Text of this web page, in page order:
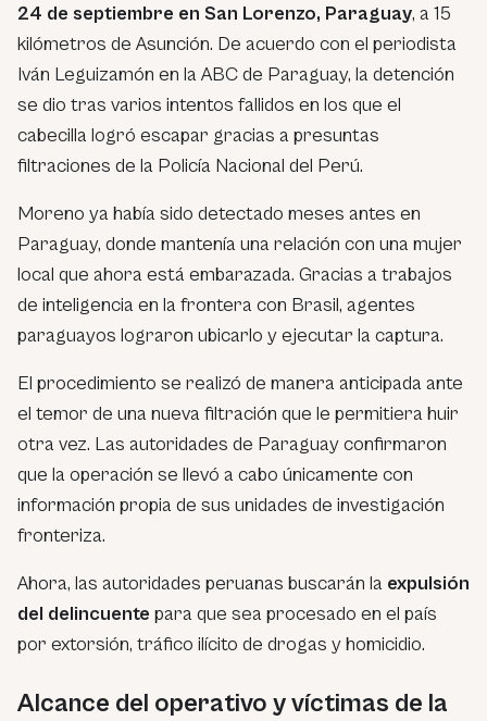
24 de septiembre en San Lorenzo, Paraguay, a 15
kilómetros de Asunción. De acuerdo con el periodista
Iván Leguizamón en la ABC de Paraguay, la detención
se dio tras varios intentos fallidos en los que el
cabecilla logró escapar gracias a presuntas
filtraciones de la Policía Nacional del Perú.
Moreno ya había sido detectado meses antes en
Paraguay, donde mantenía una relación con una mujer
local que ahora está embarazada. Gracias a trabajos
de inteligencia en la frontera con Brasil, agentes
paraguayos lograron ubicarlo y ejecutar la captura.
El procedimiento se realizó de manera anticipada ante
el temor de una nueva filtración que le permitiera huir
otra vez. Las autoridades de Paraguay confirmaron
que la operación se llevó a cabo únicamente con
información propia de sus unidades de investigación
fronteriza.
Ahora, las autoridades peruanas buscarán la expulsión
del delincuente para que sea procesado en el país
por extorsión, tráfico ilícito de drogas y homicidio.
Alcance del operativo y víctimas de la